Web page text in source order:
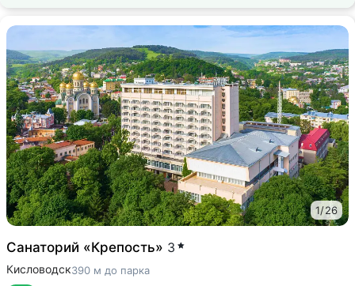
1/26
Санаторий «Крепость» 3
Кисловодск390 м до парка